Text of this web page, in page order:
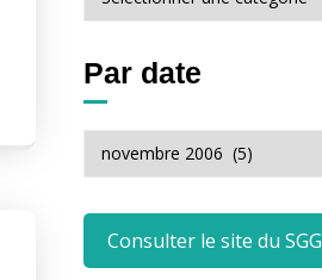
catégories
Par date
date
Consulter le site du SGG